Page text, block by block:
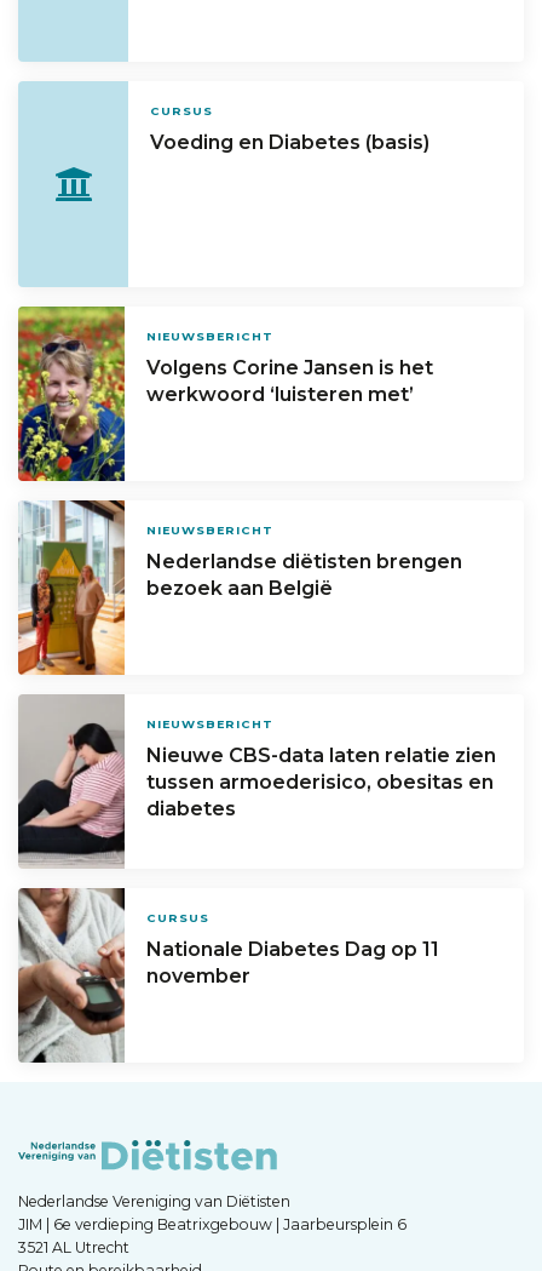
CURSUS
Voeding en Diabetes (basis)
NIEUWSBERICHT
Volgens Corine Jansen is het
werkwoord ‘luisteren met’
NIEUWSBERICHT
Nederlandse diëtisten brengen
bezoek aan België
NIEUWSBERICHT
Nieuwe CBS-data laten relatie zien
tussen armoederisico, obesitas en
diabetes
CURSUS
Nationale Diabetes Dag op 11
november
Nederlandse Vereniging van Diëtisten
JIM | 6e verdieping Beatrixgebouw | Jaarbeursplein 6
3521 AL Utrecht